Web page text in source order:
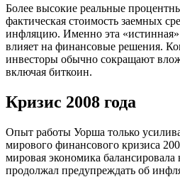
Более высокие реальные
фактическая стоимость заемных
инфляцию. Именно эта «истинная»
влияет на финансовые решения.
инвесторы обычно сокращают
включая биткоин.
Кризис 2008 года
Опыт работы Уорша только
мирового финансового кризиса
мировая экономика
продолжал предупреждать об